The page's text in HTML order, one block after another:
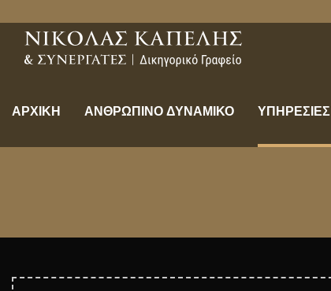
ΑΡΧΙΚΗ ΑΝΘΡΩΠΙΝΟ ΔΥΝΑΜΙΚΟ ΥΠΗΡΕΣΙΕΣ